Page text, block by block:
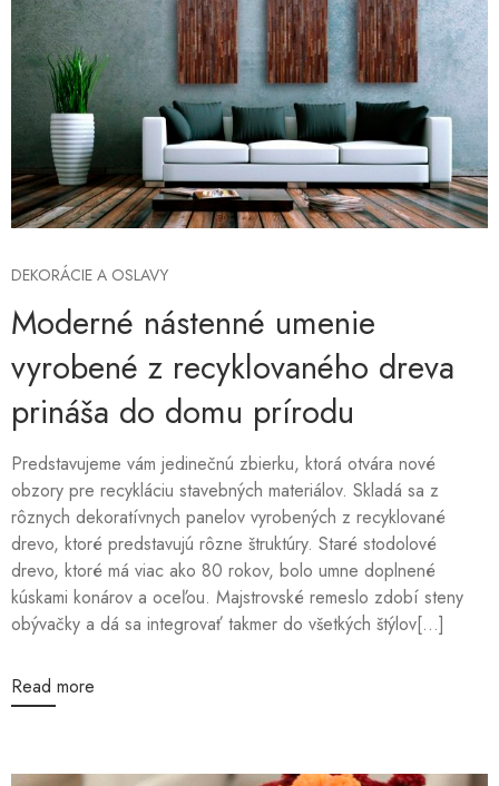
DEKORÁCIE A OSLAVY
Moderné nástenné umenie
vyrobené z recyklovaného dreva
prináša do domu prírodu
Predstavujeme vám jedinečnú zbierku, ktorá otvára nové
obzory pre recykláciu stavebných materiálov. Skladá sa z
rôznych dekoratívnych panelov vyrobených z recyklované
drevo, ktoré predstavujú rôzne štruktúry. Staré stodolové
drevo, ktoré má viac ako 80 rokov, bolo umne doplnené
kúskami konárov a oceľou. Majstrovské remeslo zdobí steny
obývačky a dá sa integrovať takmer do všetkých štýlov[...]
Read more